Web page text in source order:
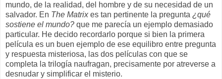
mundo, de la realidad, del hombre y de su necesidad de un
salvador. En The Matrixes tan pertinente la pregunta ¿qué
sostiene el mundo? que me parecía un ejemplo demasiado
particular. He decido recordarlo porque si bien la primera
película es un buen ejemplo de ese equilibro entre pregunta
y respuesta misteriosa, las dos películas con que se
completa la trilogía naufragan, precisamente por atreverse a
desnudar y simplificar el misterio.